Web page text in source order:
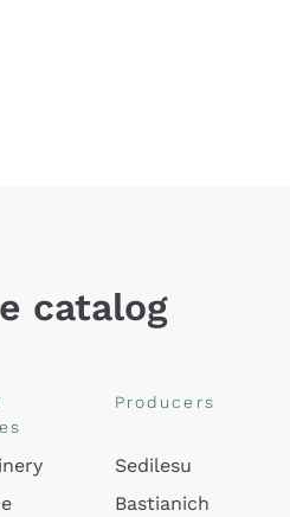
catalog
Producers
Sedilesu
Bastianich